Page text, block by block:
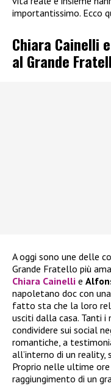
importantissimo. Ecco
Chiara Cainelli
al Grande
A oggi sono une delle
Grande Fratello più
Chiara Cainelli e
napoletano doc con
fatto sta che la loro
usciti dalla casa. Tanti
condividere sui social
romantiche, a
all’interno di un reality,
Proprio nelle ultime
raggiungimento di un